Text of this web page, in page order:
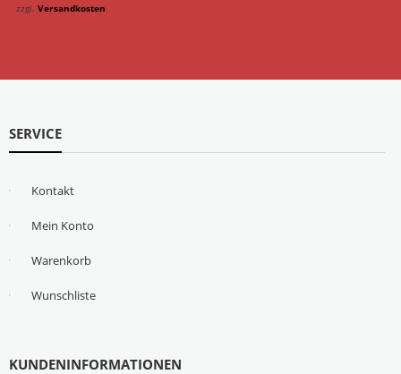
zzgl. Versandkosten
SERVICE
Kontakt
Mein Konto
Warenkorb
Wunschliste
KUNDENINFORMATIONEN